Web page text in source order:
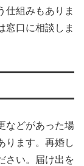
仕組みもありま
窓口に相談しま
などがあった場
ります。再婚し
さい。届け出を